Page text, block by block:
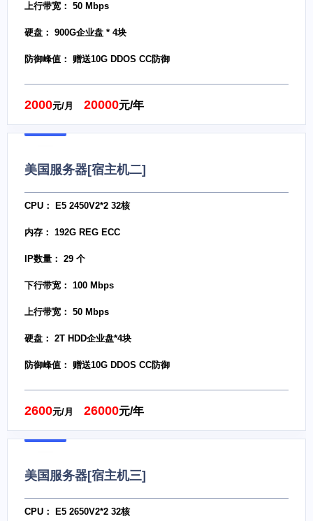
上行带宽： 50 Mbps
硬盘： 900G企业盘 * 4块
防御峰值： 赠送10G DDOS CC防御
2000元/月 20000元/年
美国服务器[宿主机二]
CPU： E5 2450V2*2 32核
内存： 192G REG ECC
IP数量： 29 个
下行带宽： 100 Mbps
上行带宽： 50 Mbps
硬盘： 2T HDD企业盘*4块
防御峰值： 赠送10G DDOS CC防御
2600元/月 26000元/年
美国服务器[宿主机三]
CPU： E5 2650V2*2 32核